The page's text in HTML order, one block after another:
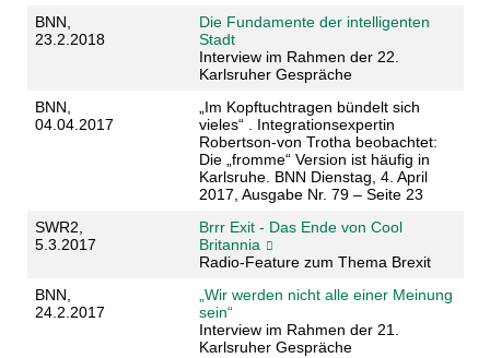
BNN,
23.2.2018
Die Fundamente der intelligenten
Stadt
Interview im Rahmen der 22.
Karlsruher Gespräche
BNN,
04.04.2017
„Im Kopftuchtragen bündelt sich
vieles“ . Integrationsexpertin
Robertson-von Trotha beobachtet:
Die „fromme“ Version ist häufig in
Karlsruhe. BNN Dienstag, 4. April
2017, Ausgabe Nr. 79 – Seite 23
SWR2,
5.3.2017
Brrr Exit - Das Ende von Cool
Britannia
Radio-Feature zum Thema Brexit
BNN,
24.2.2017
„Wir werden nicht alle einer Meinung
sein“
Interview im Rahmen der 21.
Karlsruher Gespräche